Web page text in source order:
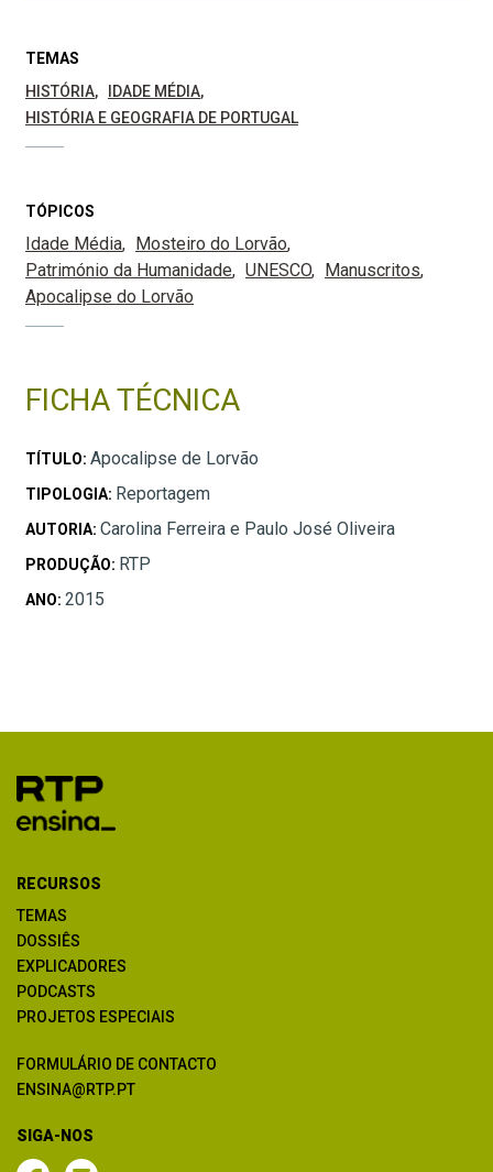
TEMAS
HISTÓRIA
IDADE MÉDIA
HISTÓRIA E GEOGRAFIA DE PORTUGAL
TÓPICOS
Idade Média
Mosteiro do Lorvão
Património da Humanidade
UNESCO
Manuscritos
Apocalipse do Lorvão
FICHA TÉCNICA
TÍTULO: Apocalipse de Lorvão
TIPOLOGIA: Reportagem
AUTORIA: Carolina Ferreira e Paulo José Oliveira
PRODUÇÃO: RTP
ANO: 2015
RECURSOS
TEMAS
DOSSIÊS
EXPLICADORES
PODCASTS
PROJETOS ESPECIAIS
FORMULÁRIO DE CONTACTO
ENSINA@RTP.PT
SIGA-NOS